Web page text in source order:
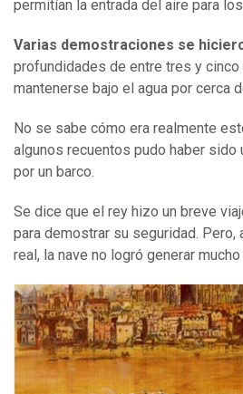
permitían la entrada del aire para
Varias demostraciones se
profundidades de entre tres y cinco
mantenerse bajo el agua por cerca
No se sabe cómo era realmente
algunos recuentos pudo haber sido
por un barco.
Se dice que el rey hizo un breve
para demostrar su seguridad. Pero,
real, la nave no logró generar